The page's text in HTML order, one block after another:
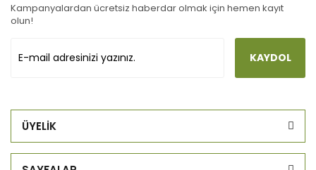
Kampanyalardan ücretsiz haberdar olmak için hemen kayıt
olun!
KAYDOL
ÜYELİK